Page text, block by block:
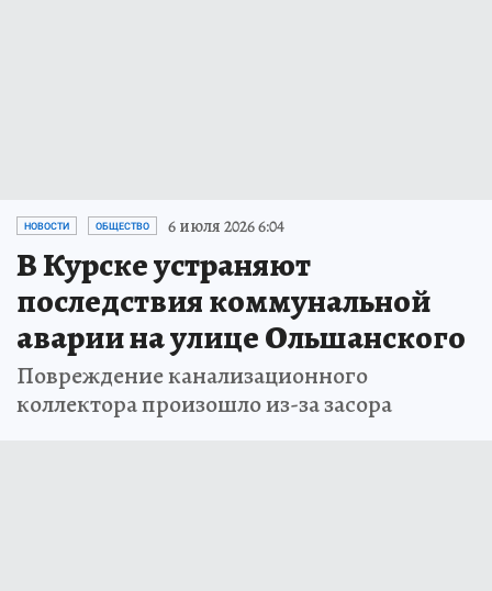
НОВОСТИ ОБЩЕСТВО 6 июля 2026 6:04
В Курске устраняют
последствия коммунальной
аварии на улице Ольшанского
Повреждение канализационного
коллектора произошло из-за засора